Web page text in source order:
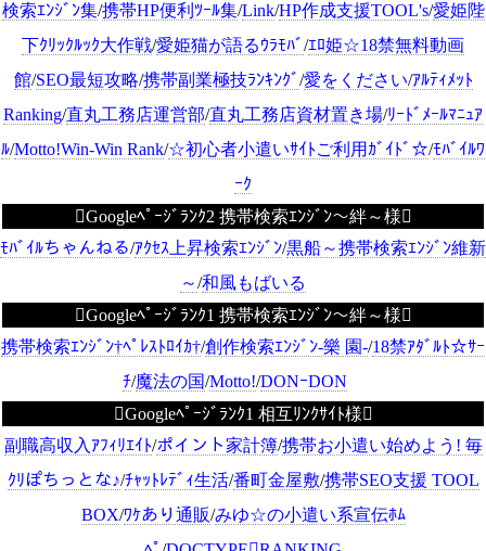
検索ｴﾝｼﾞﾝ集/携帯HP便利ﾂｰﾙ集/Link/HP作成支援TOOL's/愛姫陛
下ｸﾘｯｸﾙｯｸ大作戦/愛姫猫が語るｳﾗﾓﾊﾞ/ｴﾛ姫☆18禁無料動画
館/SEO最短攻略/携帯副業極技ﾗﾝｷﾝｸﾞ/愛をください/ｱﾙﾃｨﾒｯﾄ
Ranking/直丸工務店運営部/直丸工務店資材置き場/ﾘｰﾄﾞﾒｰﾙﾏﾆｭｱ
ﾙ/Motto!Win-Win Rank/☆初心者小遣いｻｲﾄご利用ｶﾞｲﾄﾞ☆/ﾓﾊﾞｲﾙﾜ
ｰｸ
Googleﾍﾟｰｼﾞﾗﾝｸ2 携帯検索ｴﾝｼﾞﾝ～絆～様
ﾓﾊﾞｲﾙちゃんねる/ｱｸｾｽ上昇検索ｴﾝｼﾞﾝ/黒船～携帯検索ｴﾝｼﾞﾝ維新
～/和風もばいる
Googleﾍﾟｰｼﾞﾗﾝｸ1 携帯検索ｴﾝｼﾞﾝ～絆～様
携帯検索ｴﾝｼﾞﾝ†ﾍﾟﾚｽﾄﾛｲｶ†/創作検索ｴﾝｼﾞﾝ-樂 園-/18禁ｱﾀﾞﾙﾄ☆ｻｰ
ﾁ/魔法の国/Motto!/DONｰDON
Googleﾍﾟｰｼﾞﾗﾝｸ1 相互ﾘﾝｸｻｲﾄ様
副職高収入ｱﾌｨﾘｴｲﾄ/ポイント家計簿/携帯お小遣い始めよう! 毎
ｸﾘぽちっとな♪/ﾁｬｯﾄﾚﾃﾞｨ生活/番町金屋敷/携帯SEO支援 TOOL
BOX/ﾜｹあり通販/みゆ☆の小遣い系宣伝ﾎﾑ